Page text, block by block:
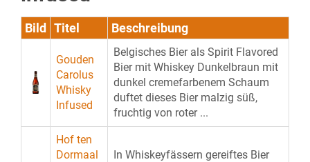
Bild Titel Beschreibung
Gouden
Carolus
Whisky
Infused
Belgisches Bier als Spirit Flavored
Bier mit Whiskey Dunkelbraun mit
dunkel cremefarbenem Schaum
duftet dieses Bier malzig süß,
fruchtig von roter ...
Hof ten
Dormaal
In Whiskeyfässern gereiftes Bier